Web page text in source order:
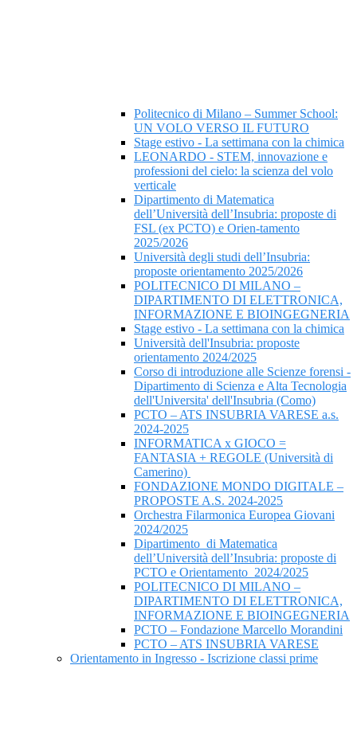
Politecnico di Milano – Summer School:
UN VOLO VERSO IL FUTURO
Stage estivo - La settimana con la chimica
LEONARDO - STEM, innovazione e
professioni del cielo: la scienza del volo
verticale
Dipartimento di Matematica
dell’Università dell’Insubria: proposte di
FSL (ex PCTO) e Orien-tamento
2025/2026
Università degli studi dell’Insubria:
proposte orientamento 2025/2026
POLITECNICO DI MILANO –
DIPARTIMENTO DI ELETTRONICA,
INFORMAZIONE E BIOINGEGNERIA
Stage estivo - La settimana con la chimica
Università dell'Insubria: proposte
orientamento 2024/2025
Corso di introduzione alle Scienze forensi -
Dipartimento di Scienza e Alta Tecnologia
dell'Universita' dell'Insubria (Como)
PCTO – ATS INSUBRIA VARESE a.s.
2024-2025
INFORMATICA x GIOCO =
FANTASIA + REGOLE (Università di
Camerino)
FONDAZIONE MONDO DIGITALE –
PROPOSTE A.S. 2024-2025
Orchestra Filarmonica Europea Giovani
2024/2025
Dipartimento di Matematica
dell’Università dell’Insubria: proposte di
PCTO e Orientamento 2024/2025
POLITECNICO DI MILANO –
DIPARTIMENTO DI ELETTRONICA,
INFORMAZIONE E BIOINGEGNERIA
PCTO – Fondazione Marcello Morandini
PCTO – ATS INSUBRIA VARESE
Orientamento in Ingresso - Iscrizione classi prime